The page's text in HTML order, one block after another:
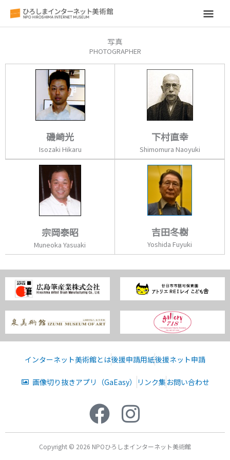
メ
写真
PHOTOGRAPHER
磯崎光
Isozaki Hikaru
下村直幸
Shimomura Naoyuki
宗岡泰昭
Muneoka Yasuaki
吉田冬樹
Yoshida Fuyuki
インターネット美術館とは後援申請用紙後援ネット申請
画像切り抜きアプリ（GaEasy） リンク集 お問い合わせ
Copyright © 2026 NPOひろしまインターネット美術館